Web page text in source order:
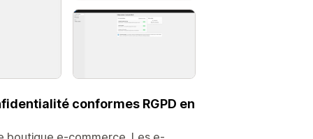
conformes RGPD en